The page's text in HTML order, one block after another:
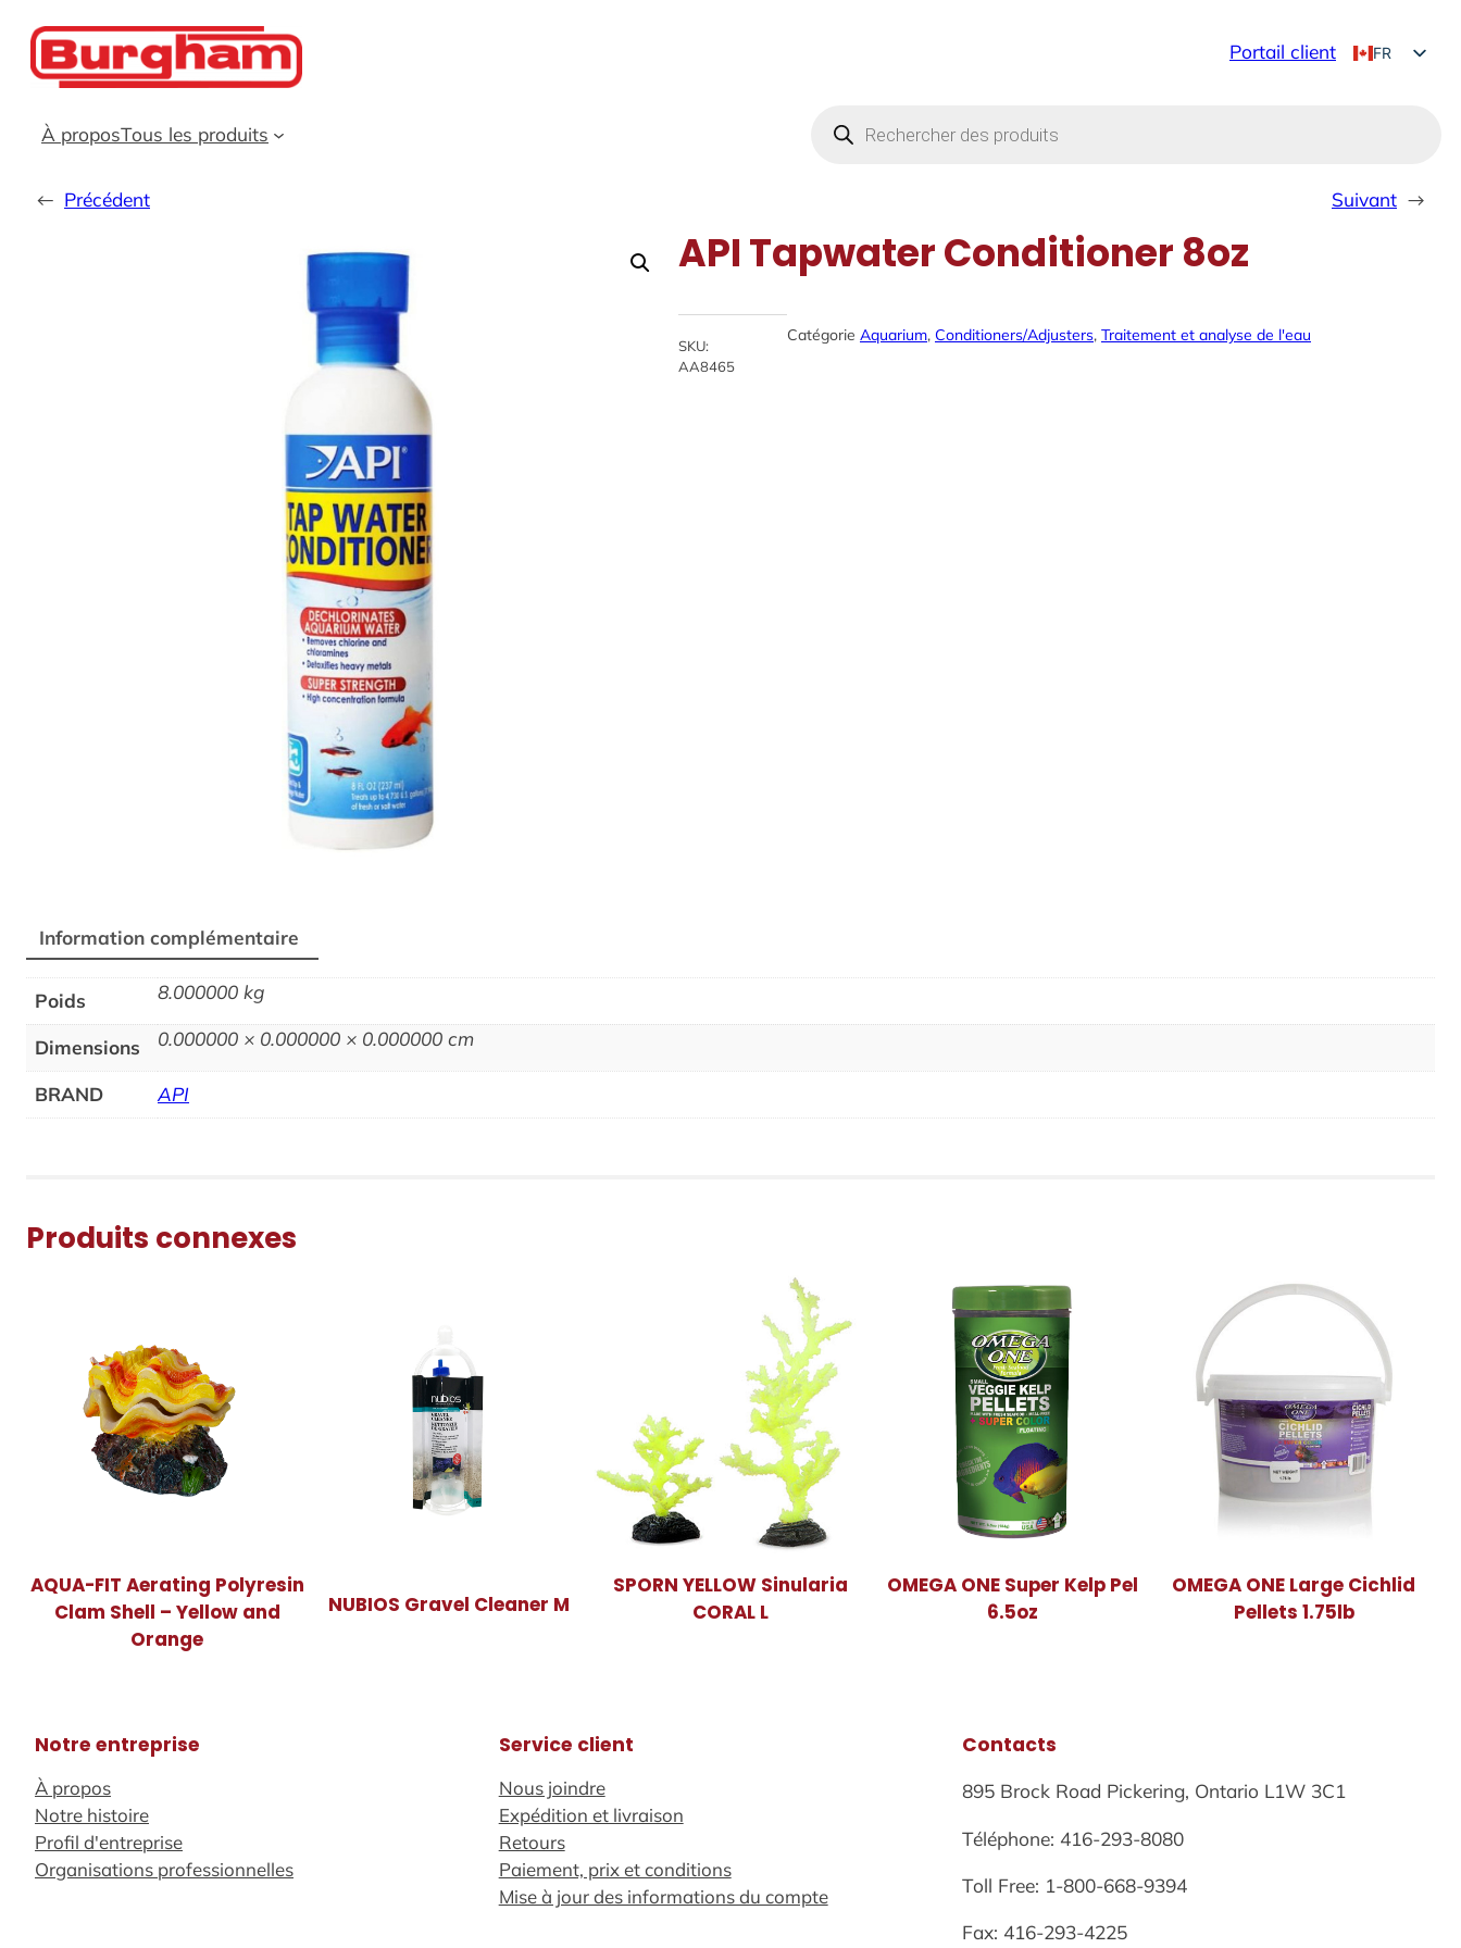
Aller
contenu
Portail client
FR
À proposTous les produits
search
← Précédent Suivant →
API Tapwater Conditioner 8oz
SKU:
AA8465
Catégorie Aquarium, Conditioners/Adjusters, Traitement et analyse de l'eau
Information complémentaire
Poids 8.000000 kg
Dimensions 0.000000 × 0.000000 × 0.000000 cm
BRAND API
Produits connexes
AQUA-FIT Aerating Polyresin
Clam Shell – Yellow and
Orange
NUBIOS Gravel Cleaner M
SPORN YELLOW Sinularia
CORAL L
OMEGA ONE Super Kelp Pel
6.5oz
OMEGA ONE Large Cichlid
Pellets 1.75lb
Notre entreprise
À propos
Notre histoire
Profil d'entreprise
Organisations professionnelles
Service client
Nous joindre
Expédition et livraison
Retours
Paiement, prix et conditions
Mise à jour des informations du compte
Contacts
895 Brock Road Pickering, Ontario L1W 3C1
Téléphone: 416-293-8080
Toll Free: 1-800-668-9394
Fax: 416-293-4225